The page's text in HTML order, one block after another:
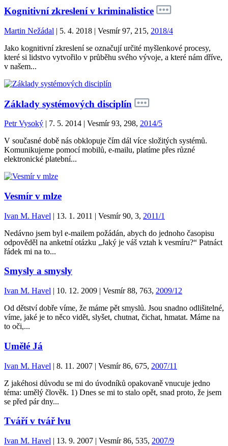
Kognitivní zkreslení v kriminalistice
Martin Nežádal | 5. 4. 2018 | Vesmír 97, 215, 2018/4
Jako kognitivní zkreslení se označují určité myšlenkové procesy,
které si lidstvo vytvořilo v průběhu svého vývoje, a které nám dříve,
v našem...
Základy systémových disciplín
Petr Vysoký | 7. 5. 2014 | Vesmír 93, 298, 2014/5
V současné době nás obklopuje čím dál více složitých systémů.
Komunikujeme pomocí mobilů, e-mailu, platíme přes různé
elektronické platební...
Vesmír v mlze
Ivan M. Havel | 13. 1. 2011 | Vesmír 90, 3, 2011/1
Nedávno jsem byl e-mailem požádán, abych do jednoho časopisu
odpověděl na anketní otázku „Jaký je váš vztah k vesmíru?“ Patnáct
řádek mi na to...
Smysly a smysly
Ivan M. Havel | 10. 12. 2009 | Vesmír 88, 763, 2009/12
Od dětství dobře víme, že máme pět smyslů. Jsou snadno odlišitelné,
víme, jaké je to něco vidět, slyšet, chutnat, čichat, hmatat. Máme na
to oči,...
Umělé Já
Ivan M. Havel | 8. 11. 2007 | Vesmír 86, 675, 2007/11
Z jakéhosi důvodu se mi do úvodníků opakovaně vnucuje jedno
téma: umělý člověk. 1) Dnes se mi to stalo opět, snad proto, že jsem
se před pár dny...
Tváří v tvář lvu
Ivan M. Havel | 13. 9. 2007 | Vesmír 86, 535, 2007/9